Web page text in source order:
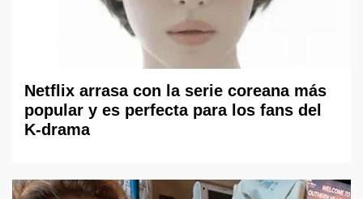
Netflix arrasa con la serie coreana más
popular y es perfecta para los fans del
K-drama